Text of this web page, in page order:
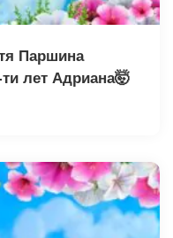
Паршина
лет Адриана🤯